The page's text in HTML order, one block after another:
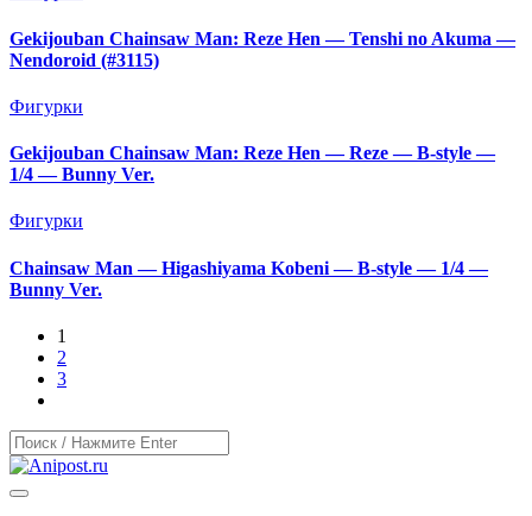
Gekijouban Chainsaw Man: Reze Hen — Tenshi no Akuma —
Nendoroid (#3115)
Фигурки
Gekijouban Chainsaw Man: Reze Hen — Reze — B-style —
1/4 — Bunny Ver.
Фигурки
Chainsaw Man — Higashiyama Kobeni — B-style — 1/4 —
Bunny Ver.
1
2
3